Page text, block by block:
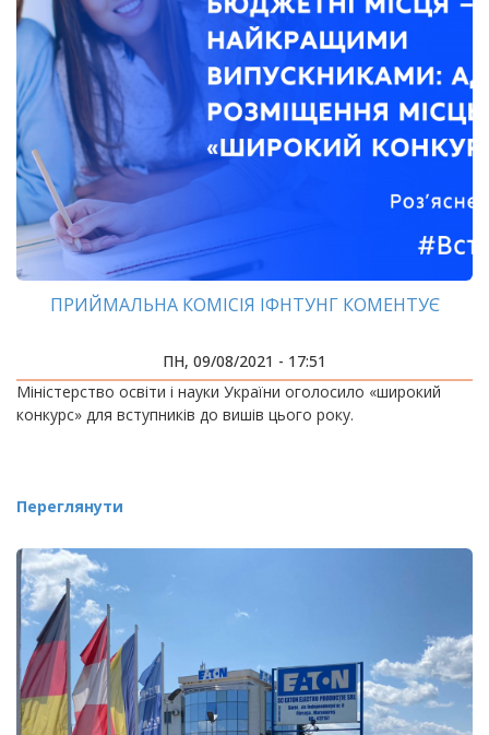
ПРИЙМАЛЬНА КОМІСІЯ ІФНТУНГ КОМЕНТУЄ
ПН, 09/08/2021 - 17:51
Міністерство освіти і науки України оголосило «широкий
конкурс» для вступників до вишів цього року.
Переглянути